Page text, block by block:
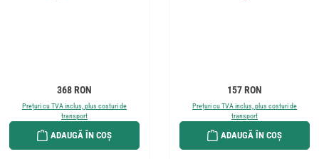
Preț obișnuit:
368 RON
Prețuri cu TVA inclus, plus costuri de
transport
ADAUGĂ ÎN COȘ
Preț obișnuit:
157 RON
Prețuri cu TVA inclus, plus costuri de
transport
ADAUGĂ ÎN COȘ